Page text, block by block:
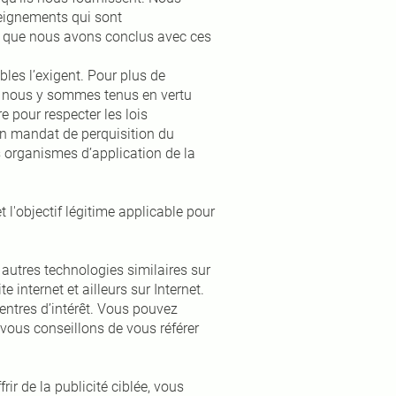
qui sont
nous avons conclus avec ces
l’exigent. Pour plus de
y sommes tenus en vertu
pour respecter les lois
mandat de perquisition du
d’application de la
l'objectif légitime applicable pour
technologies similaires sur
internet et ailleurs sur Internet.
d’intérêt. Vous pouvez
conseillons de vous référer
de la publicité ciblée, vous